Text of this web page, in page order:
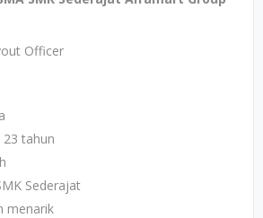
Officer
tahun
Sederajat
menarik